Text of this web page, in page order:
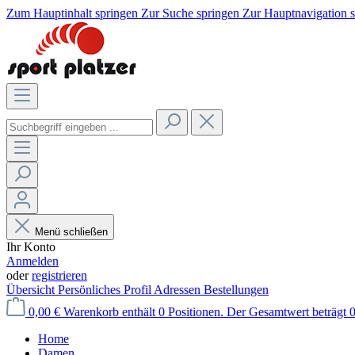
Zum Hauptinhalt springen Zur Suche springen Zur Hauptnavigation
Menü schließen
Ihr Konto
Anmelden
oderregistrieren
Übersicht Persönliches Profil Adressen Bestellungen
0,00 € Warenkorb enthält 0 Positionen. Der Gesamtwert beträgt
Home